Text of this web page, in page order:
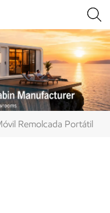
Remolcada Portátil